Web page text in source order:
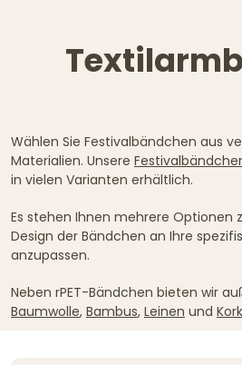
Wählen Sie Festivalbändchen aus
Materialien. Unsere
in vielen Varianten erhältlich.
Es stehen Ihnen mehrere Optionen
Design der Bändchen an Ihre
anzupassen.
Neben rPET-Bändchen bieten wir
Baumwolle, Bambus, Leinen und Kork